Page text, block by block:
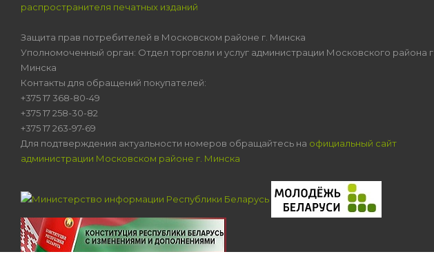
распространителя печатных изданий
Защита прав потребителей в Московском районе г. Минска
Уполномоченный орган: Отдел торговли и услуг администрации Московского района г.
Минска
Контакты для обращений покупателей:
+375 17 368-80-49
+375 17 258-30-82
+375 17 263-97-69
Для подтверждения актуальности номеров обращайтесь на официальный сайт
администрации Московском районе г. Минска